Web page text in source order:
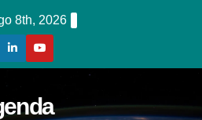
8th, 2026